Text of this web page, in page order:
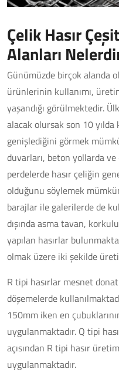
Çelik Hasır
Alanları
Günümüzde birçok alanda
ürünlerinin kullanımı,
yaşandığı görülmektedir.
alacak olursak son 10 yılda
genişlediğini görmek
duvarları, beton yollarda
perdelerde hasır çeliğin
olduğunu söylemek
barajlar ile galerilerde de
dışında asma tavan,
yapılan hasırlar
olmak üzere iki şekilde
R tipi hasırlar mesnet
döşemelerde
150mm iken en
uygulanmaktadır. Q tipi
açısından R tipi hasır
uygulanmaktadır.